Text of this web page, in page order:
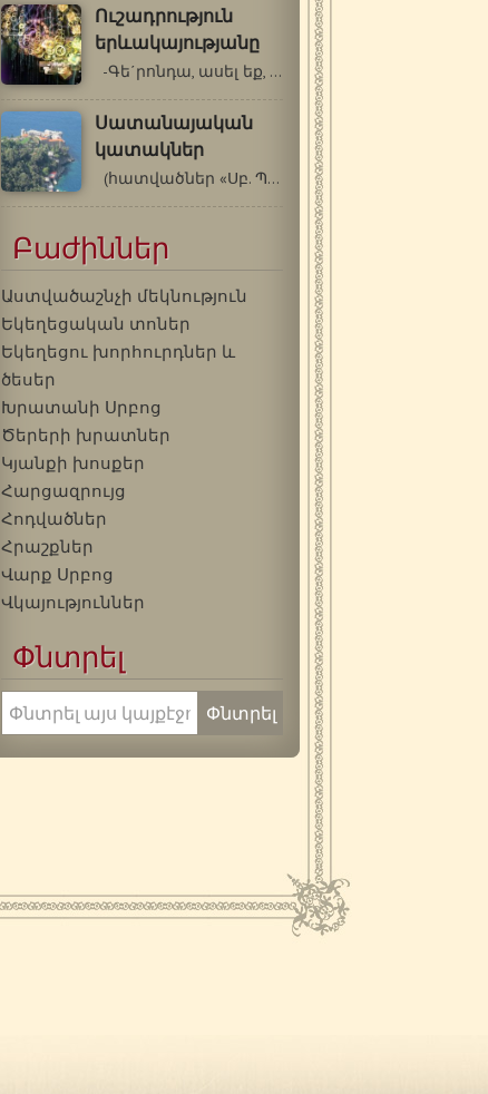
Ուշադրություն
երևակայությանը
-Գե΄րոնդա, ասել եք, որ աղոթքի ժամանակ…
Սատանայական
կատակներ
(հատվածներ «Սբ. Պաիսիոս Աթոսացու…
Բաժիններ
Աստվածաշնչի մեկնություն
Եկեղեցական տոներ
Եկեղեցու խորհուրդներ և
ծեսեր
Խրատանի Սրբոց
Ծերերի խրատներ
Կյանքի խոսքեր
Հարցազրույց
Հոդվածներ
Հրաշքներ
Վարք Սրբոց
Վկայություններ
Փնտրել